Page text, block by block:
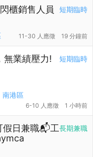
短期臨時
櫃銷售人員
11-30 人應徵 19 分鐘前
短期臨時
無業績壓力!
南港區
6-10 人應徵 1 小時前
長期兼職
日兼職📬工